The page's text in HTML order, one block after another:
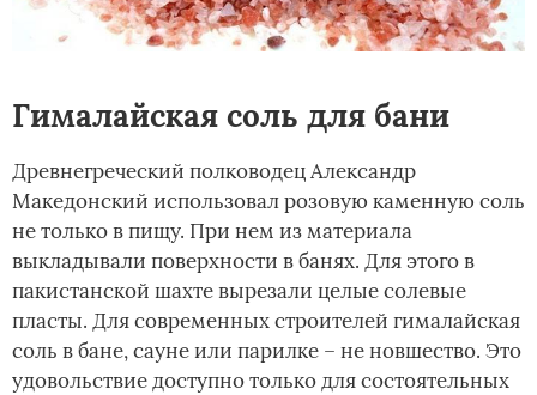
Гималайская соль для бани
Древнегреческий полководец Александр
Македонский использовал розовую каменную соль
не только в пищу. При нем из материала
выкладывали поверхности в банях. Для этого в
пакистанской шахте вырезали целые солевые
пласты. Для современных строителей гималайская
соль в бане, сауне или парилке – не новшество. Это
удовольствие доступно только для состоятельных